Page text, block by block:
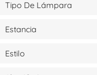
Tipo De Lámpara
Estancia
Estilo